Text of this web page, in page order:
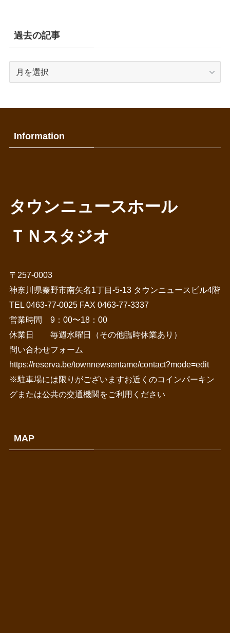
過去の記事
Information
タウンニュースホール
ＴＮスタジオ
〒257-0003
神奈川県秦野市南矢名1丁目-5-13 タウンニュースビル4階
TEL 0463-77-0025 FAX 0463-77-3337
営業時間 9：00〜18：00
休業日 毎週水曜日（その他臨時休業あり）
問い合わせフォーム
https://reserva.be/townnewsentame/contact?mode=edit
※駐車場には限りがございますお近くのコインパーキン
グまたは公共の交通機関をご利用ください
MAP